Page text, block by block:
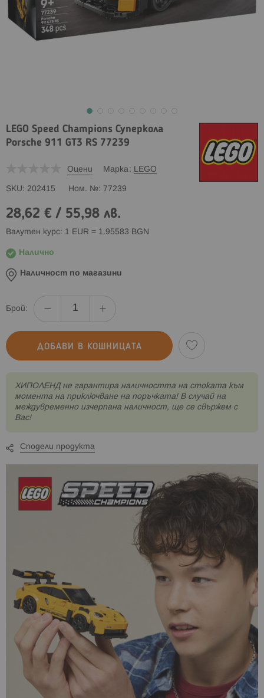
LEGO Speed Champions Суперкола
Porsche 911 GT3 RS 77239
Оцени Марка LEGO
SKU 202415 Ном. № 77239
28,62 € / 55,98 лв.
Валутен курс: 1 EUR = 1.95583 BGN
Налично
Наличност по магазини
Брой:
ДОБАВИ В КОШНИЦАТА
XИПОЛЕНД не гарантира наличността на стоката към
момента на приключване на поръчката! В случай на
междувременно изчерпана наличност, ще се свържем с
Вас!
Сподели продукта